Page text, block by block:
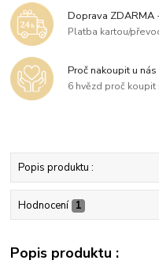
Doprava ZDARMA
Platba kartou/
Proč nakoupit u nás
6 hvězd proč koupit
Popis produktu :
Hodnocení 1
Popis produktu :